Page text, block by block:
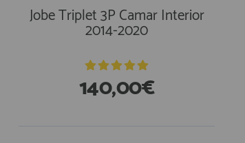
Jobe Triplet 3P Camar Interior
2014-2020
140,00€